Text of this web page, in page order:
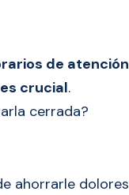
de atención
crucial.
cerrada?
ahorrarle dolores